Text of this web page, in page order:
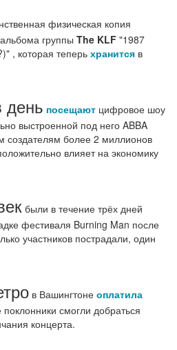
физическая копия
группы The KLF "1987
, которая теперь хранится в
день посещают цифровое шоу
выстроенной под него ABBA
создателям более 2 миллионов
влияет на экономику
были в течение трёх дней
фестиваля Burning Man после
участников пострадали, один
в Вашингтоне оплатила
смогли добраться
концерта.